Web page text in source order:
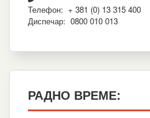
Телефон: + 381 (0) 13 315 400
Диспечар: 0800 010 013
РАДНО ВРЕМЕ: